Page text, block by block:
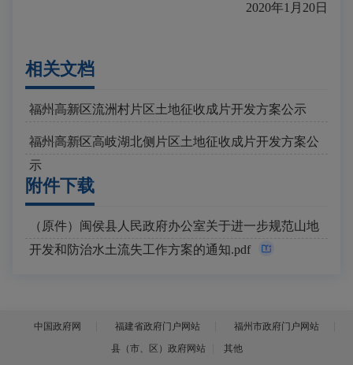
2020年1月20日
相关文档
2021-11-18
福州高新区流洲村片区土地征收成片开发方案公示
2021-06-22
福州高新区高岐湖北侧片区土地征收成片开发方案公
示
附件下载
（原件）闽侯县人民政府办公室关于进一步规范山地
开发和防治水土流失工作方案的通知.pdf
中国政府网 福建省政府门户网站
福州市政府门户网站
县（市、区）政府网站
其他